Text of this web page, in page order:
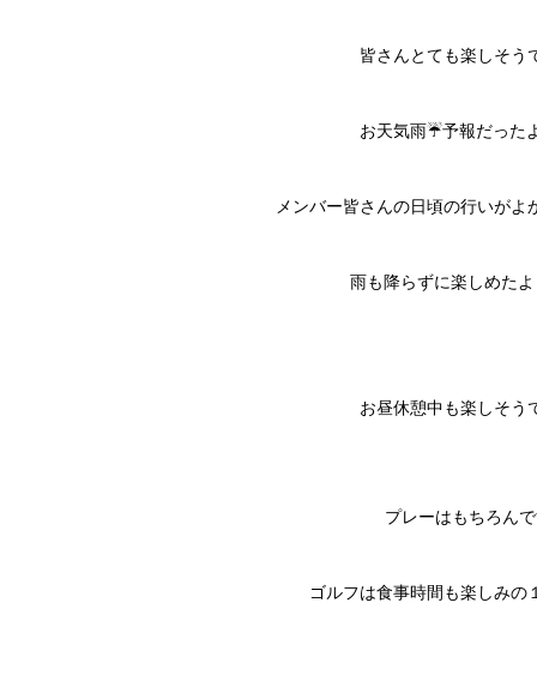
皆さんとても楽しそう
お天気雨☔予報だった
メンバー皆さんの日頃の行いがよ
雨も降らずに楽しめた
お昼休憩中も楽しそう
プレーはもちろん
ゴルフは食事時間も楽しみの